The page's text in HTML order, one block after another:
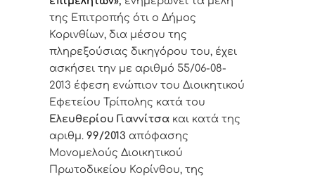
της Επιτροπής ότι ο Δήμος
Κορινθίων, δια μέσου της
πληρεξούσιας δικηγόρου του, έχει
ασκήσει την με αριθμό 55/06-08-
2013 έφεση ενώπιον του Διοικητικού
Εφετείου Τρίπολης κατά του
Ελευθερίου Γιαννίτσα και κατά της
αριθμ. 99/2013 απόφασης
Μονομελούς Διοικητικού
Πρωτοδικείου Κορίνθου, της